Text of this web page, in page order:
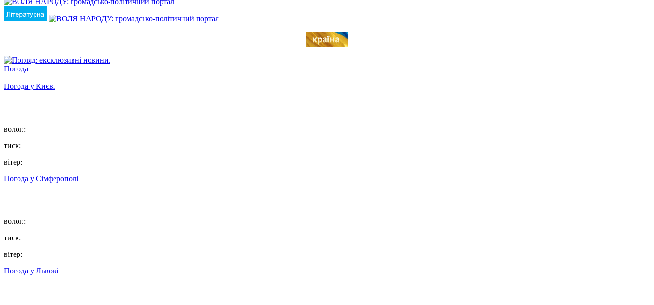
Погода
Погода у Києві
волог.:
тиск:
вітер:
Погода у Сімферополі
волог.:
тиск:
вітер:
Погода у Львові